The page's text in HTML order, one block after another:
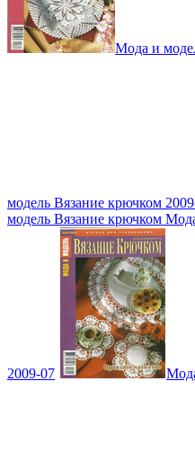
Мода и
модель Вязание крючком
модель Вязание крючком
2009-07